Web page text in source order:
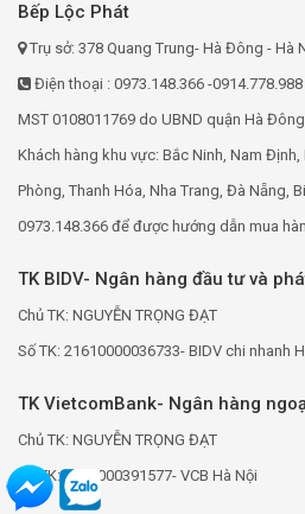
Bếp Lộc Phát
Trụ sở: 378 Quang Trung- Hà Đông - Hà
Điện thoại : 0973.148.366 -0914.778.988
MST 0108011769 do UBND quận Hà
Khách hàng khu vực: Bắc Ninh, Nam Định,
Phòng, Thanh Hóa, Nha Trang, Đà Nẵng,
0973.148.366 để được hướng dẫn mua
TK BIDV- Ngân hàng đầu tư và
Chủ TK: NGUYỄN TRỌNG ĐẠT
Số TK: 21610000036733- BIDV chi nhanh
TK VietcomBank- Ngân hàng
Chủ TK: NGUYỄN TRỌNG ĐẠT
Số TK: 0691000391577- VCB Hà Nội